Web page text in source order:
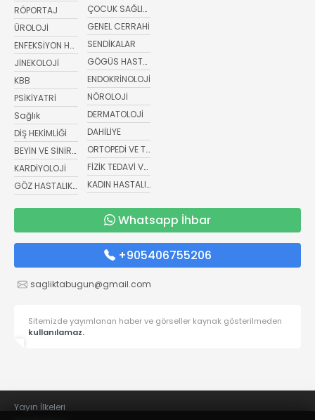
RÖPORTAJ
ÜROLOJİ
ENFEKSİYON HASTALIKLARI
JİNEKOLOJİ
KBB
PSİKİYATRİ
Sağlık
DİŞ HEKİMLİĞİ
BEYİN VE SİNİR CERRAHİSİ
KARDİYOLOJİ
GÖZ HASTALIKLARI
ÇOCUK SAĞLIĞI VE HASTALIKLARI
GENEL CERRAHİ
SENDİKALAR
GÖGÜS HASTALIKLARI
ENDOKRİNOLOJİ
NÖROLOJİ
DERMATOLOJİ
DAHİLİYE
ORTOPEDİ VE TRAVMATOLOJİ
FİZİK TEDAVİ VE REHABİLİTASYON
KADIN HASTALIKLARI VE DOĞUM
Whatsapp İhbar
+905406755206
sagliktabugun@gmail.com
Sitemizde yayımlanan haber ve görseller kaynak gösterilmeden
kullanılamaz.
Yayın İlkeleri